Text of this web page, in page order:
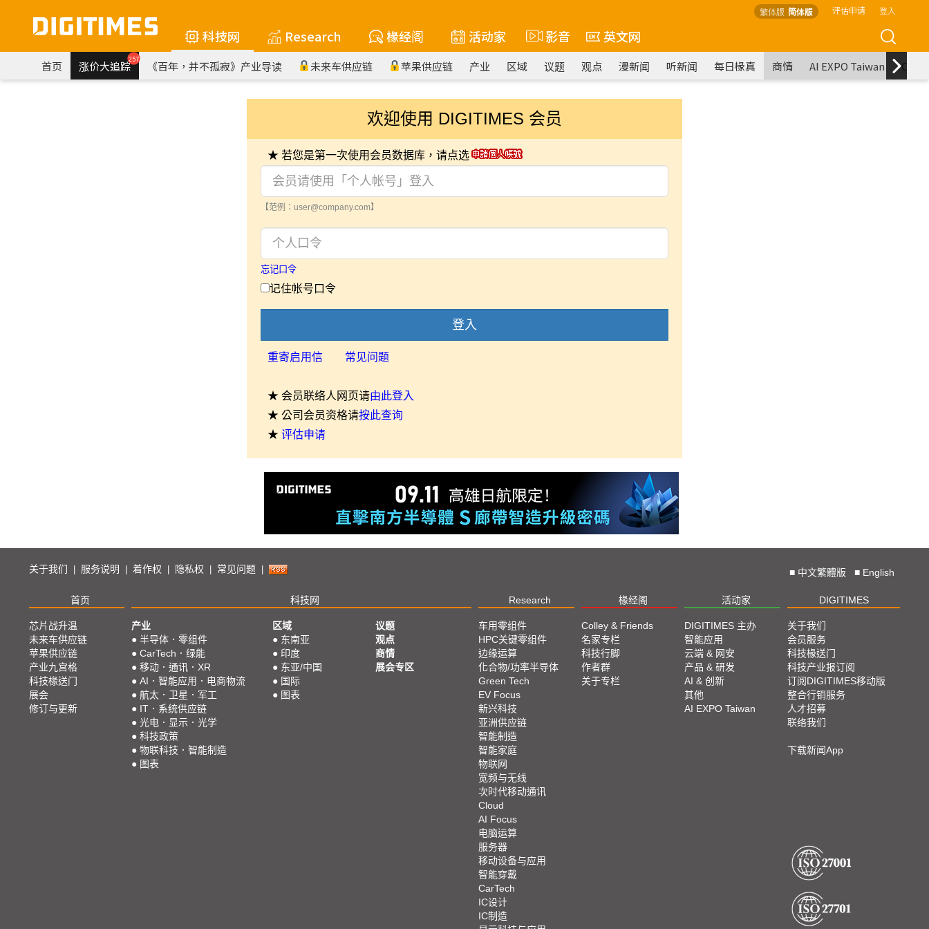
繁体版 简体版 评估申请 登入
科技网 Research 椽经阁 活动家 影音 英文网
首页 涨价大追踪257 《百年，并不孤寂》产业导读 未来车供应链 苹果供应链 产业 区域 议题 观点 漫新闻 听新闻 每日椽真 商情 AI EXPO Taiwan
欢迎使用 DIGITIMES 会员
★ 若您是第一次使用会员数据库，请点选
【范例：user@company.com】
忘记口令
记住帐号口令
登入
重寄启用信 常见问题
★ 会员联络人网页请由此登入
★ 公司会员资格请按此查询
★ 评估申请
关于我们 服务说明 着作权 隐私权 常见问题 ■ 中文繁體版 ■ English
首页 科技网 Research 椽经阁 活动家 DIGITIMES
芯片战升温
未来车供应链
苹果供应链
产业九宫格
科技椽送门
展会
修订与更新
产业
● 半导体．零组件
● CarTech．绿能
● 移动．通讯．XR
● AI．智能应用．电商物流
● 航太．卫星．军工
● IT．系统供应链
● 光电．显示．光学
● 科技政策
● 物联科技．智能制造
● 图表
区域
● 东南亚
● 印度
● 东亚/中国
● 国际
● 图表
议题
观点
商情
展会专区
车用零组件
HPC关键零组件
边缘运算
化合物/功率半导体
Green Tech
EV Focus
新兴科技
亚洲供应链
智能制造
智能家庭
物联网
宽频与无线
次时代移动通讯
Cloud
AI Focus
电脑运算
服务器
移动设备与应用
智能穿戴
CarTech
IC设计
IC制造
Colley & Friends
名家专栏
科技行脚
作者群
关于专栏
DIGITIMES 主办
智能应用
云端 & 网安
产品 & 研发
AI & 创新
其他
AI EXPO Taiwan
关于我们
会员服务
科技椽送门
科技产业报订阅
订阅DIGITIMES移动版
整合行销服务
人才招募
联络我们
下载新闻App